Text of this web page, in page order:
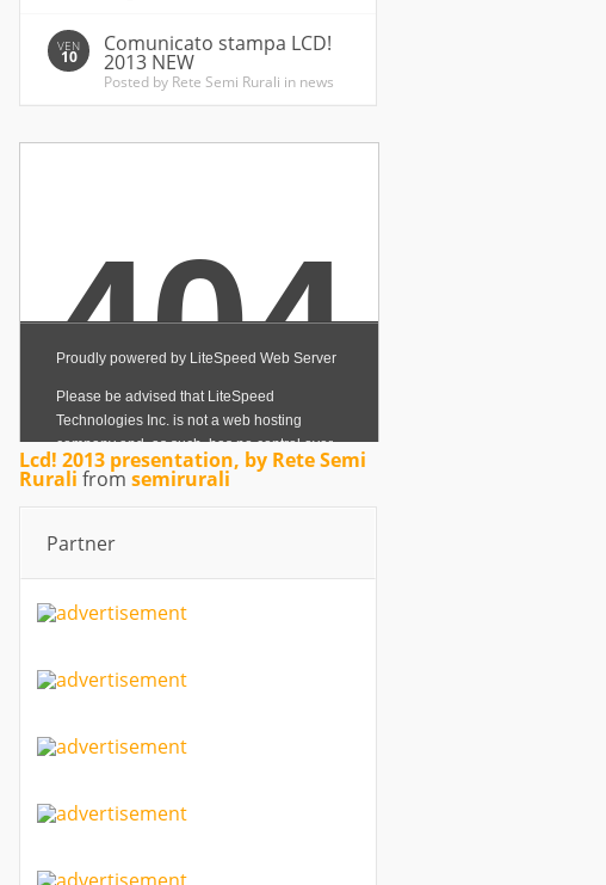
VEN
10
Comunicato stampa LCD!
2013 NEW
Posted by Rete Semi Rurali in news
Lcd! 2013 presentation, by Rete Semi
Rurali from semirurali
Partner